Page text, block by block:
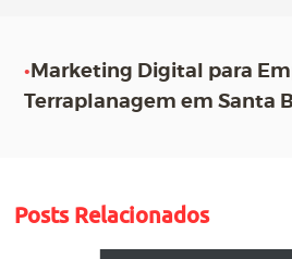
• Marketing Digital para
Terraplanagem em Santa
Posts Relacionados